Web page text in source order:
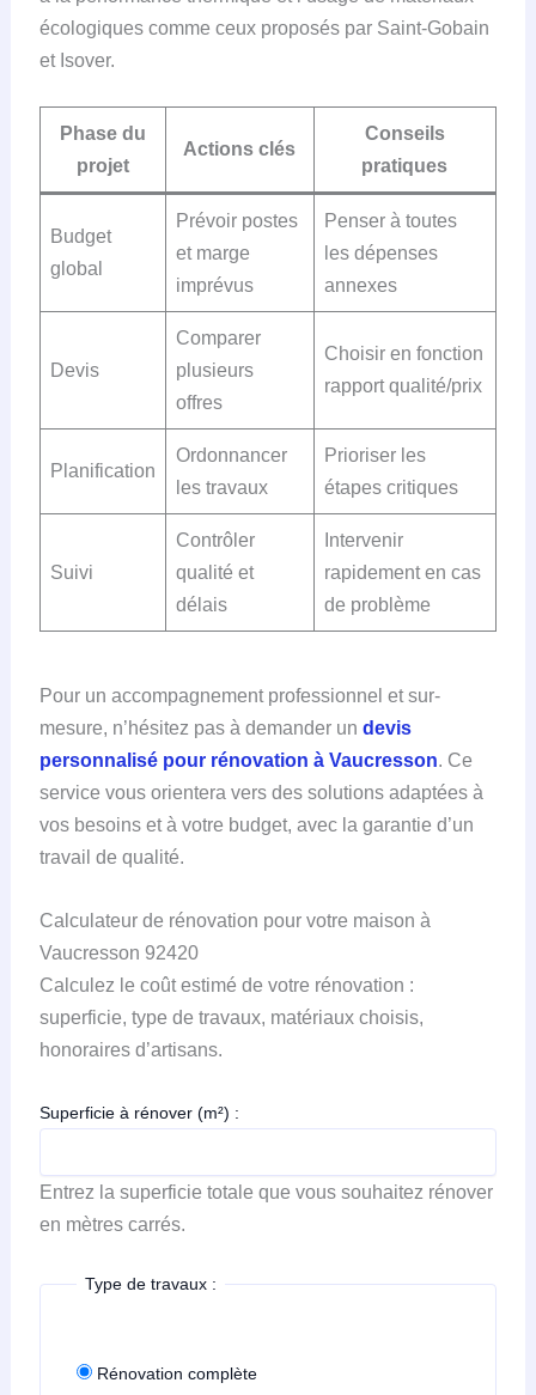
écologiques comme ceux proposés par Saint-Gobain
et Isover.
Phase du
projet
Actions clés
Conseils
pratiques
Budget
global
Prévoir postes
et marge
imprévus
Penser à toutes
les dépenses
annexes
Devis
Comparer
plusieurs
offres
Choisir en fonction
rapport qualité/prix
Planification
Ordonnancer
les travaux
Prioriser les
étapes critiques
Suivi
Contrôler
qualité et
délais
Intervenir
rapidement en cas
de problème
Pour un accompagnement professionnel et sur-
mesure, n’hésitez pas à demander un devis
personnalisé pour rénovation à Vaucresson. Ce
service vous orientera vers des solutions adaptées à
vos besoins et à votre budget, avec la garantie d’un
travail de qualité.
Calculateur de rénovation pour votre maison à
Vaucresson 92420
Calculez le coût estimé de votre rénovation :
superficie, type de travaux, matériaux choisis,
honoraires d’artisans.
Superficie à rénover (m²) :
Entrez la superficie totale que vous souhaitez rénover
en mètres carrés.
Type de travaux :
Rénovation complète